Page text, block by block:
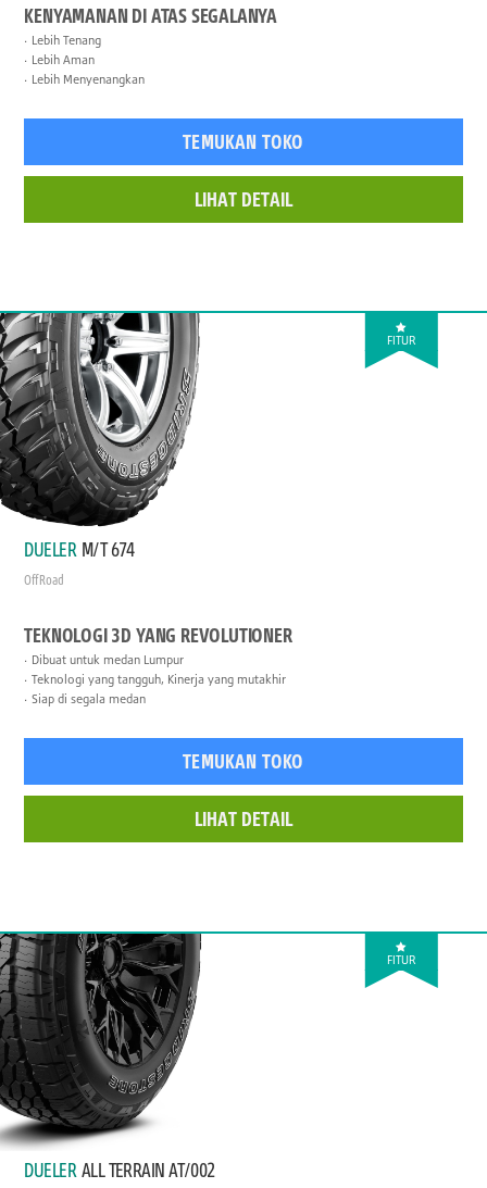
KENYAMANAN DI ATAS SEGALANYA
Lebih Tenang
Lebih Aman
Lebih Menyenangkan
TEMUKAN TOKO
LIHAT DETAIL
FITUR
DUELER M/T 674
Off Road
TEKNOLOGI 3D YANG REVOLUTIONER
Dibuat untuk medan Lumpur
Teknologi yang tangguh, Kinerja yang mutakhir
Siap di segala medan
TEMUKAN TOKO
LIHAT DETAIL
FITUR
DUELER ALL TERRAIN AT/002